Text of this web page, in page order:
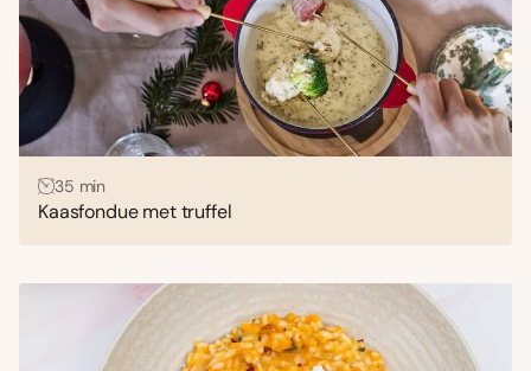
35 min
Kaasfondue met truffel